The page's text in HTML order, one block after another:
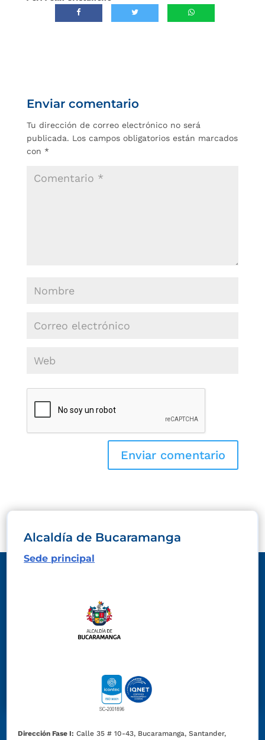
Enviar comentario
Tu dirección de correo electrónico no será
publicada. Los campos obligatorios están marcados
con *
Alcaldía de Bucaramanga
Sede principal
Dirección Fase I: Calle 35 # 10-43, Bucaramanga, Santander,